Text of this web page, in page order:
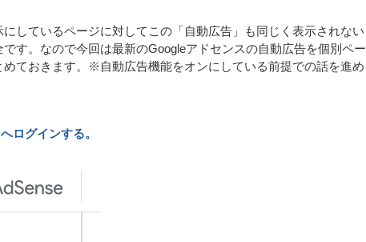
しているページに対してこの「自動広告」も同じく表示されない
す。なので今回は最新のGoogleアドセンスの自動広告を個別ペー
ておきます。※自動広告機能をオンにしている前提での話を進め
ログインする。